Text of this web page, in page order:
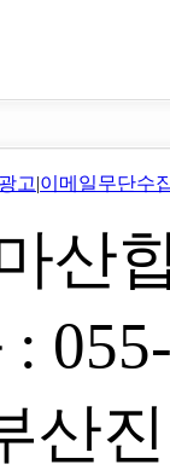
고|이메일무단수
산
산